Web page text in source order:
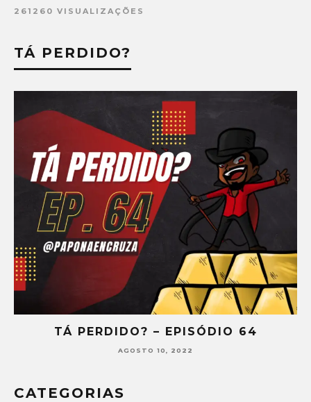
261260 VISUALIZAÇÕES
TÁ PERDIDO?
TÁ PERDIDO? – EPISÓDIO 64
AGOSTO 10, 2022
CATEGORIAS